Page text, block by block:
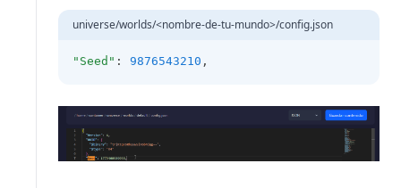
universe/worlds/<nombre-de-tu-mundo>/config.json
"Seed" : 9876543210 ,